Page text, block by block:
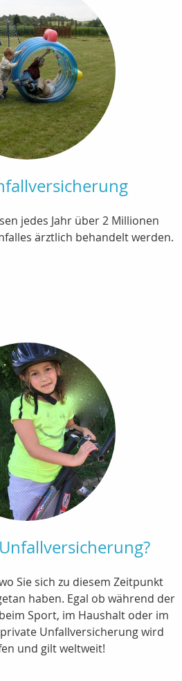
jedes Jahr über 2 Millionen
ärztlich behandelt werden.
Sie sich zu diesem Zeitpunkt
haben. Egal ob während der
Sport, im Haushalt oder im
Unfallversicherung wird
und gilt weltweit!